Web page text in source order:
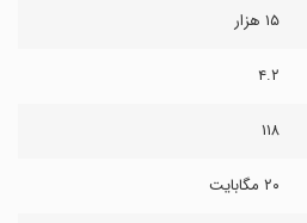
۱۵ هزار
۴.۲
۱۱۸
۲۰ مگابایت